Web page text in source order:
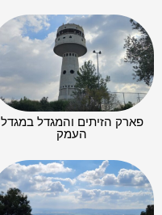
פארק הזיתים והמגדל במגדל
העמק